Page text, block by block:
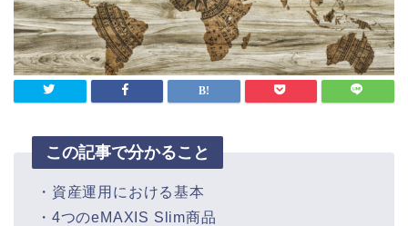
この記事で分かること
・資産運用における基本
・4つのeMAXIS Slim商品